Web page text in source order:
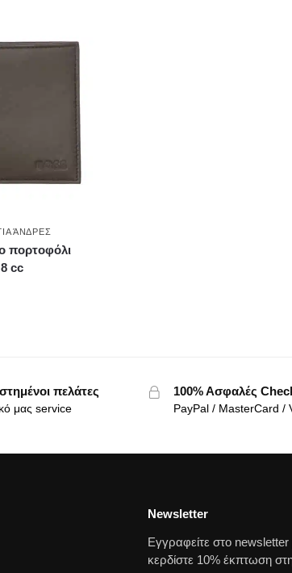
ΆΝΔΡΕΣ
πορτοφόλι
cc
πελάτες
μας service
100% Ασφαλές
PayPal / MasterCard /
Newsletter
Εγγραφείτε στο newsletter
κερδίστε 10% έκπτωση